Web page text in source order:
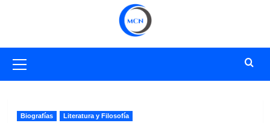
primario
Biografías Literatura y Filosofía